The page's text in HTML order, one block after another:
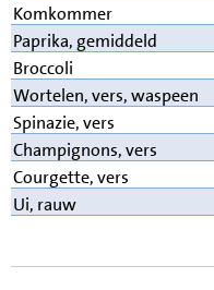
Komkommer
Paprika, gemiddeld
Broccoli
Wortelen, vers, waspeen
Spinazie, vers
Champignons, vers
Courgette, vers
Ui, rauw